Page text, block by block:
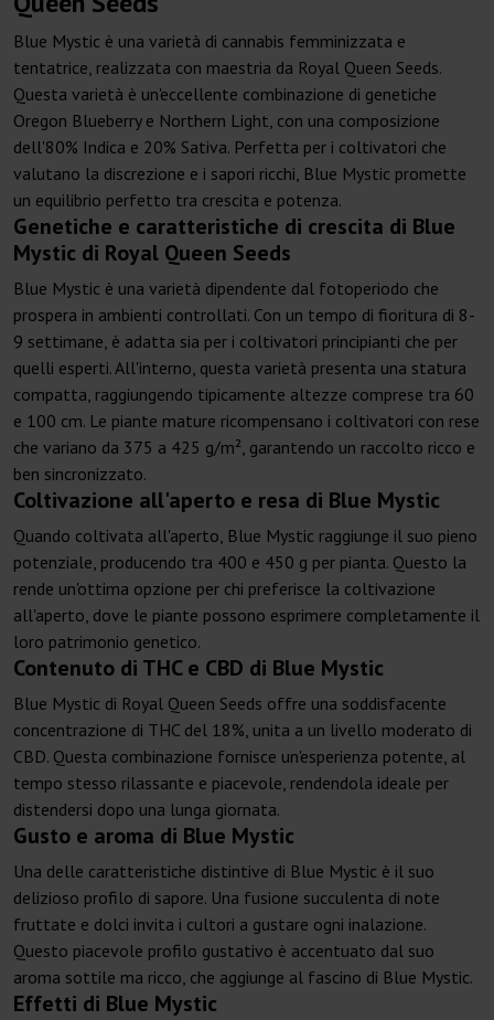
Blue Mystic è una varietà di cannabis femminizzata e
tentatrice, realizzata con maestria da Royal Queen Seeds.
Questa varietà è un'eccellente combinazione di genetiche
Oregon Blueberry e Northern Light, con una composizione
dell'80% Indica e 20% Sativa. Perfetta per i coltivatori che
valutano la discrezione e i sapori ricchi, Blue Mystic promette
un equilibrio perfetto tra crescita e potenza.
Genetiche e caratteristiche di crescita di Blue
Mystic di Royal Queen Seeds
Blue Mystic è una varietà dipendente dal fotoperiodo che
prospera in ambienti controllati. Con un tempo di fioritura di 8-
9 settimane, è adatta sia per i coltivatori principianti che per
quelli esperti. All'interno, questa varietà presenta una statura
compatta, raggiungendo tipicamente altezze comprese tra 60
e 100 cm. Le piante mature ricompensano i coltivatori con rese
che variano da 375 a 425 g/m², garantendo un raccolto ricco e
ben sincronizzato.
Coltivazione all'aperto e resa di Blue Mystic
Quando coltivata all'aperto, Blue Mystic raggiunge il suo pieno
potenziale, producendo tra 400 e 450 g per pianta. Questo la
rende un'ottima opzione per chi preferisce la coltivazione
all'aperto, dove le piante possono esprimere completamente il
loro patrimonio genetico.
Contenuto di THC e CBD di Blue Mystic
Blue Mystic di Royal Queen Seeds offre una soddisfacente
concentrazione di THC del 18%, unita a un livello moderato di
CBD. Questa combinazione fornisce un'esperienza potente, al
tempo stesso rilassante e piacevole, rendendola ideale per
distendersi dopo una lunga giornata.
Gusto e aroma di Blue Mystic
Una delle caratteristiche distintive di Blue Mystic è il suo
delizioso profilo di sapore. Una fusione succulenta di note
fruttate e dolci invita i cultori a gustare ogni inalazione.
Questo piacevole profilo gustativo è accentuato dal suo
aroma sottile ma ricco, che aggiunge al fascino di Blue Mystic.
Effetti di Blue Mystic